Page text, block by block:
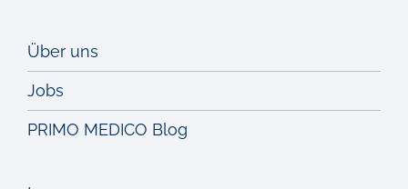
T
Über uns
Jobs
PRIMO MEDICO Blog